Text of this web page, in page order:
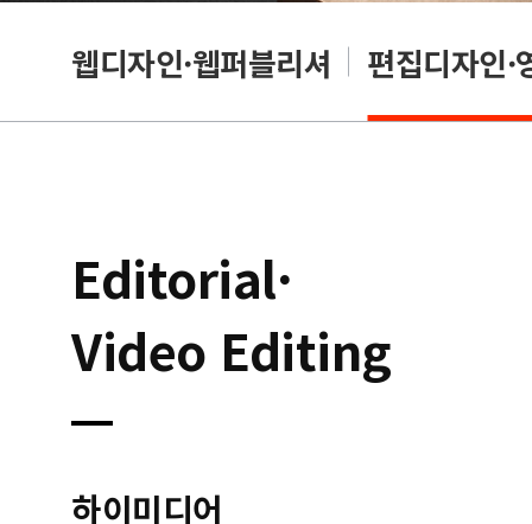
웹디자인·웹퍼블리셔 편집디자인·
Editorial·
Video Editing
하이미디어